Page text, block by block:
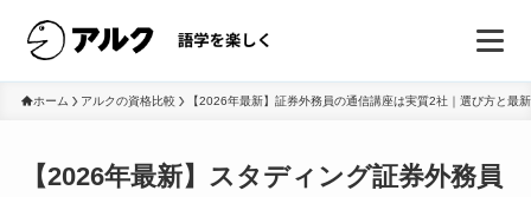
ホーム アルクの資格比較 【2026年最新】証券外務員の通信講座は実質2社｜選び方と最
【2026年最新】スタディング証券外務員